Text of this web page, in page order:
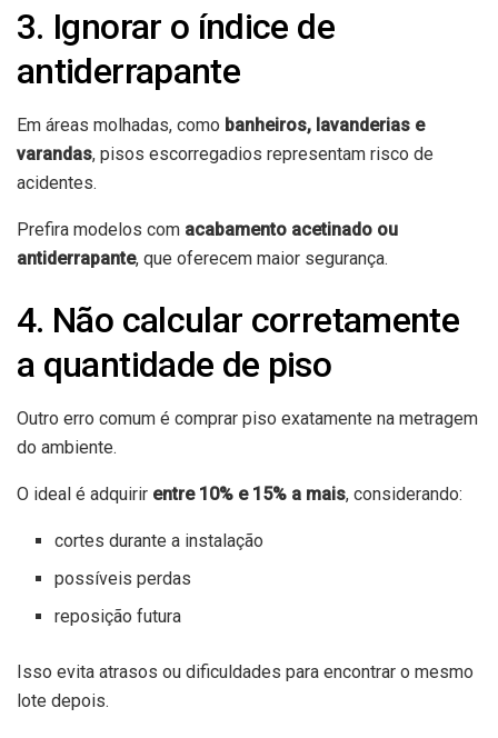
3. Ignorar o índice de
antiderrapante
Em áreas molhadas, como banheiros, lavanderias e
varandas, pisos escorregadios representam risco de
acidentes.
Prefira modelos com acabamento acetinado ou
antiderrapante, que oferecem maior segurança.
4. Não calcular corretamente
a quantidade de piso
Outro erro comum é comprar piso exatamente na metragem
do ambiente.
O ideal é adquirir entre 10% e 15% a mais, considerando:
cortes durante a instalação
possíveis perdas
reposição futura
Isso evita atrasos ou dificuldades para encontrar o mesmo
lote depois.